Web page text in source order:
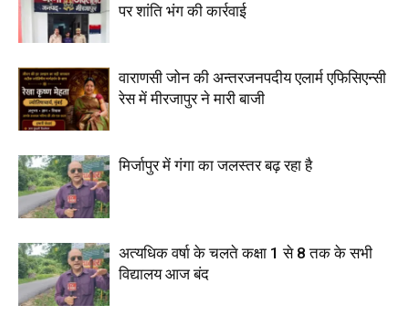
पर शांति भंग की कार्रवाई
वाराणसी जोन की अन्तरजनपदीय एलार्म एफिसिएन्सी
रेस में मीरजापुर ने मारी बाजी
मिर्जापुर में गंगा का जलस्तर बढ़ रहा है
अत्यधिक वर्षा के चलते कक्षा 1 से 8 तक के सभी
विद्यालय आज बंद